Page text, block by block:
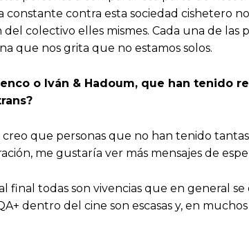
contra esta sociedad cishetero
colectivo elles mismes. Cada una de las
que nos grita que no estamos solos.
o Iván & Hadoum, que han tenido
que personas que no han tenido
me gustaría ver más mensajes de
todas son vivencias que en general
dentro del cine son escasas y, en